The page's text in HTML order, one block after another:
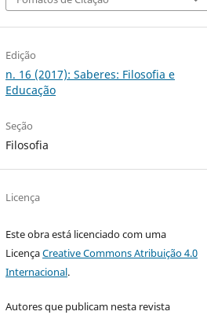
Edição
n. 16 (2017): Saberes: Filosofia e
Educação
Seção
Filosofia
Licença
Este obra está licenciado com uma
LicençaCreative Commons Atribuição 4.0
Internacional.
Autores que publicam nesta revista